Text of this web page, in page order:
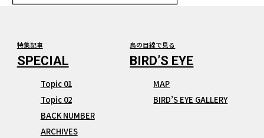
特集記事
Topic 01
Topic 02
BACK NUMBER
ARCHIVES
鳥の目線で見る
MAP
BIRD’S EYE GALLERY